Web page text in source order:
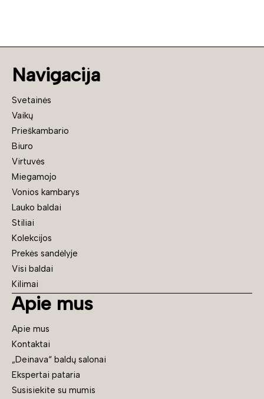
Navigacija
Svetainės
Vaikų
Prieškambario
Biuro
Virtuvės
Miegamojo
Vonios kambarys
Lauko baldai
Stiliai
Kolekcijos
Prekės sandėlyje
Visi baldai
Kilimai
Apie mus
Apie mus
Kontaktai
„Deinava“ baldų salonai
Ekspertai pataria
Susisiekite su mumis